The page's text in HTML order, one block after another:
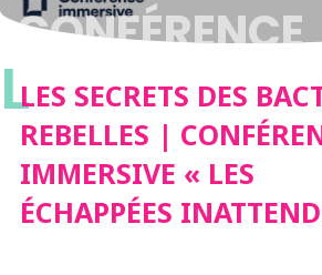
CONFÉRENCE
IMMERSIVE «
ÉCHAPPÉES
LLES SECRETS DES
REBELLES |
IMMERSIVE « LES
ÉCHAPPÉES